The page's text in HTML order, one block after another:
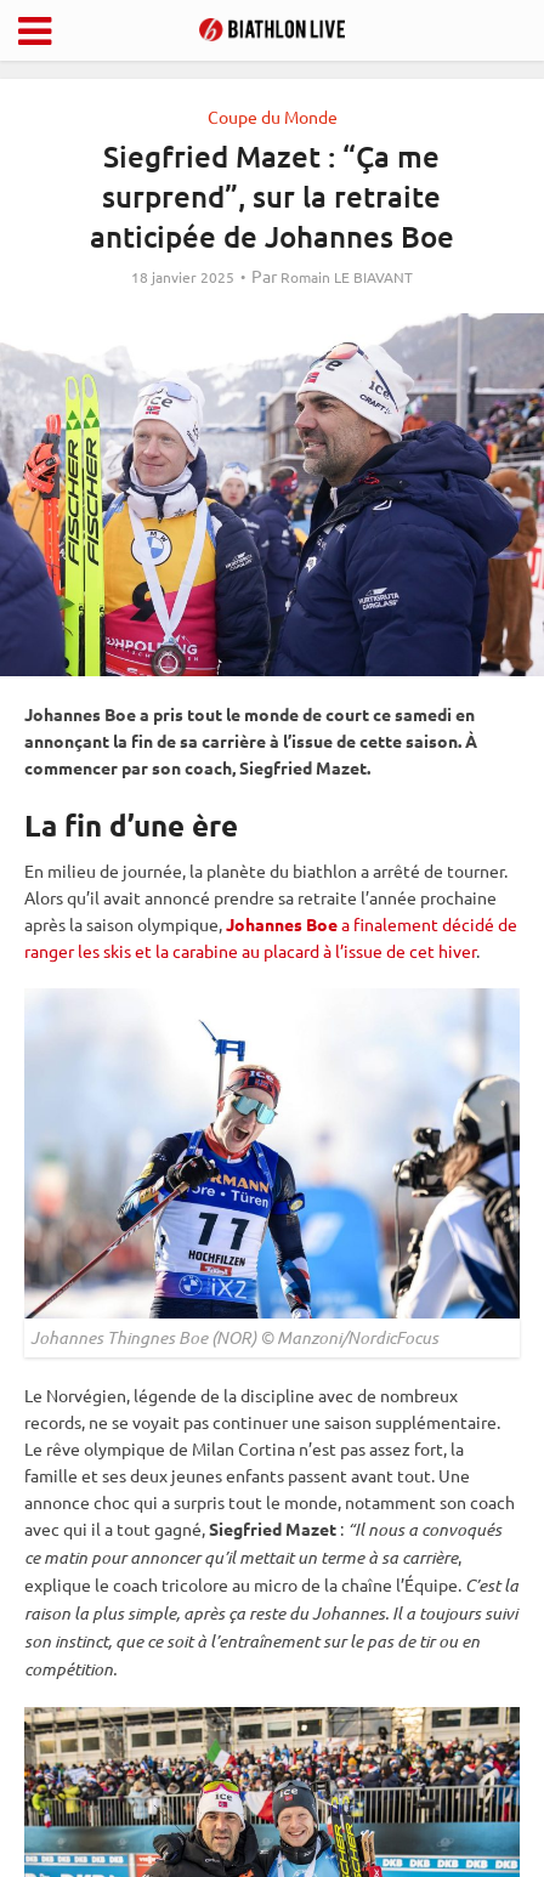
Coupe du Monde
Siegfried Mazet : “Ça me
surprend”, sur la retraite
anticipée de Johannes Boe
18 janvier 2025 Par Romain LE BIAVANT
Johannes Boe a pris tout le monde de court ce samedi en
annonçant la fin de sa carrière à l’issue de cette saison. À
commencer par son coach, Siegfried Mazet.
La fin d’une ère
En milieu de journée, la planète du biathlon a arrêté de tourner.
Alors qu’il avait annoncé prendre sa retraite l’année prochaine
après la saison olympique,Johannes Boea finalement décidé de
ranger les skis et la carabine au placard à l’issue de cet hiver.
Johannes Thingnes Boe (NOR) © Manzoni/NordicFocus
Le Norvégien, légende de la discipline avec de nombreux
records, ne se voyait pas continuer une saison supplémentaire.
Le rêve olympique de Milan Cortina n’est pas assez fort, la
famille et ses deux jeunes enfants passent avant tout. Une
annonce choc qui a surpris tout le monde, notamment son coach
avec qui il a tout gagné,Siegfried Mazet : “Il nous a convoqués
ce matin pour annoncer qu’il mettait un terme à sa carrière,
explique le coach tricolore au micro de la chaîne l’Équipe. C’est la
raison la plus simple, après ça reste du Johannes. Il a toujours suivi
son instinct, que ce soit à l’entraînement sur lepas de tirou en
compétition.